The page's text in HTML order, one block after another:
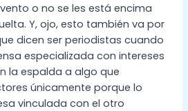
o no se les está encima
Y, ojo, esto también va por
dicen ser periodistas cuando
especializada con intereses
la espalda a algo que
únicamente porque lo
vinculada con el otro